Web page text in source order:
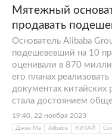
Мятежный
продавать
Основатель Alibaba
подешевевший на 10
оценивали в 870
его планах
документах китайских
стала достоянием
19:40, 22 ноября 2023
Джек Ма Alibaba КИТАЙ